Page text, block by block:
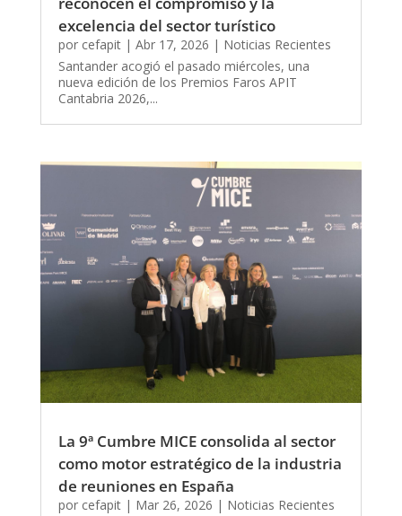
excelencia del sector turístico
por cefapit| Abr 17, 2026 | Noticias Recientes
Santander acogió el pasado miércoles, una
nueva edición de los Premios Faros APIT
Cantabria 2026,...
La 9ª Cumbre MICE consolida al sector
como motor estratégico de la industria
de reuniones en España
por cefapit| Mar 26, 2026 | Noticias Recientes